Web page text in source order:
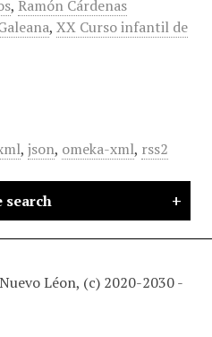
, Ramón Cárdenas
, XX Curso infantil de
, json, omeka-xml, rss2
search
Léon, (c) 2020-2030 -